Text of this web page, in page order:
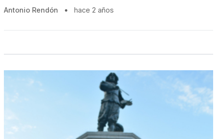
Antonio Rendón • hace 2 años